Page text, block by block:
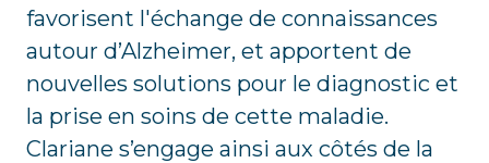
favorisent l'échange de connaissances
autour d’Alzheimer, et apportent de
nouvelles solutions pour le diagnostic et
la prise en soins de cette maladie.
Clariane s’engage ainsi aux côtés de la